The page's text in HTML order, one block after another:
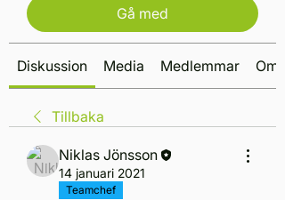
Gå med
Diskussion Media Medlemmar Om
Tillbaka
Niklas Jönsson
14 januari 2021
Teamchef